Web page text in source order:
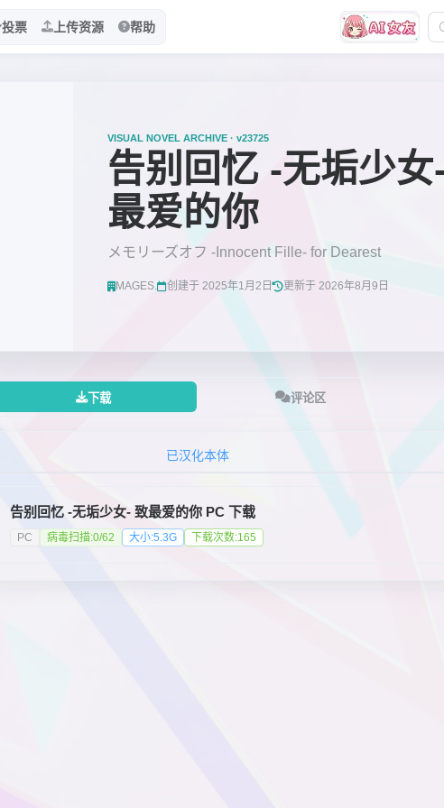
投票 上传资源 帮助
VISUAL NOVEL ARCHIVE · v23725
告别回忆 -无垢少女
最爱的你
メモリーズオフ -Innocent Fille- for Dearest
MAGES. 创建于 2025年1月2日 更新于 2026年8月9日
下载 评论区
告别回忆 -无垢少女- 致最爱的你 PC 下载
PC 病毒扫描:0/62 大小:5.3G 下载次数:165
已汉化本体